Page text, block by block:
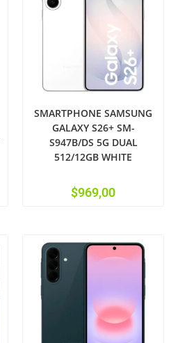
SMARTPHONE SAMSUNG
GALAXY S26+ SM-
S947B/DS 5G DUAL
512/12GB WHITE
$969,00